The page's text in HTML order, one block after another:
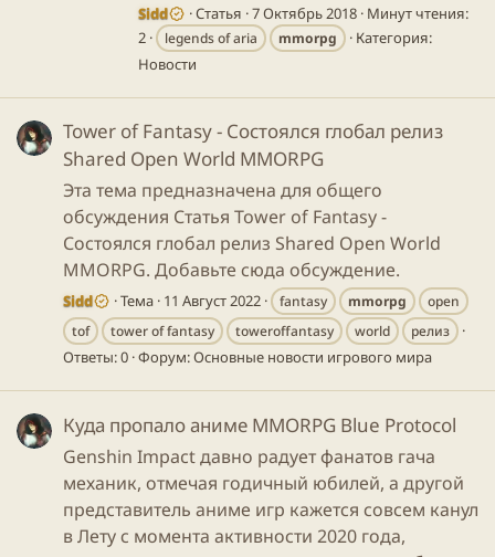
Sidd Статья 7 Октябрь 2018 Минут чтения:
2
legends of aria mmorpg
Категория:
Новости
Tower of Fantasy - Состоялся глобал релиз
Shared Open World MMORPG
Эта тема предназначена для общего
обсуждения Статья Tower of Fantasy -
Состоялся глобал релиз Shared Open World
MMORPG. Добавьте сюда обсуждение.
Sidd Тема 11 Август 2022 fantasy mmorpg
open
tof
tower of fantasy toweroffantasy world релиз
Ответы: 0 Форум:Основные новости игрового мира
Куда пропало аниме MMORPG Blue Protocol
Genshin Impact давно радует фанатов гача
механик, отмечая годичный юбилей, а другой
представитель аниме игр кажется совсем канул
в Лету с момента активности 2020 года,